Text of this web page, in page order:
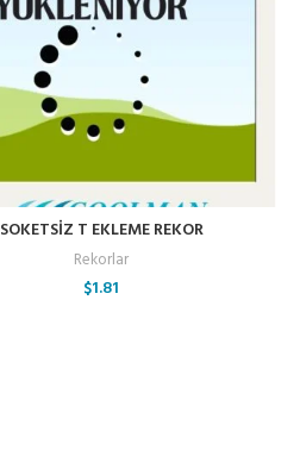
SOKETSİZ T EKLEME REKOR
Rekorlar
$1.81